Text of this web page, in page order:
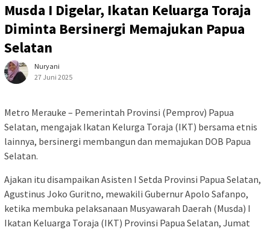
Musda I Digelar, Ikatan Keluarga Toraja
Diminta Bersinergi Memajukan Papua
Selatan
Nuryani
27 Juni 2025
Metro Merauke – Pemerintah Provinsi (Pemprov) Papua
Selatan, mengajak Ikatan Kelurga Toraja (IKT) bersama etnis
lainnya, bersinergi membangun dan memajukan DOB Papua
Selatan.
Ajakan itu disampaikan Asisten I Setda Provinsi Papua Selatan,
Agustinus Joko Guritno, mewakili Gubernur Apolo Safanpo,
ketika membuka pelaksanaan Musyawarah Daerah (Musda) I
Ikatan Keluarga Toraja (IKT) Provinsi Papua Selatan, Jumat